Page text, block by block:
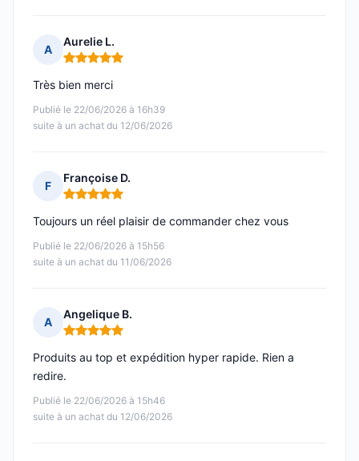
A
Aurelie L.
Note : 5 sur 5
Publié le 22/06/2026 à 16h39
suite à un achat du 12/06/2026
Très bien merci
F
Françoise D.
Note : 5 sur 5
Publié le 22/06/2026 à 15h56
suite à un achat du 11/06/2026
Toujours un réel plaisir de commander chez vous
A
Angelique B.
Note : 5 sur 5
Publié le 22/06/2026 à 15h46
suite à un achat du 12/06/2026
Produits au top et expédition hyper rapide. Rien a
redire.